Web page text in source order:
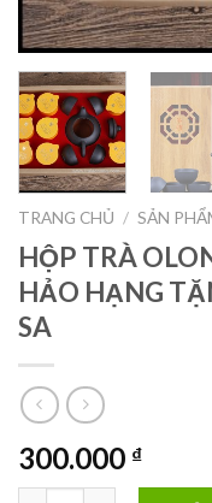
TRANG CHỦ / SẢN
HỘP TRÀ
HẢO HẠNG
SA
300.000 ₫